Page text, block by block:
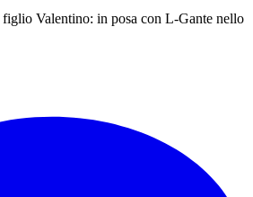
Valentino: in posa con L-Gante nello